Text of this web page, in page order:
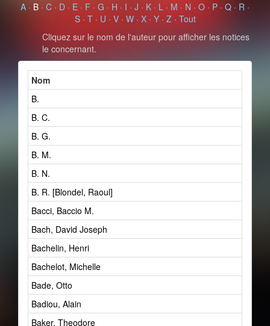
A · B · C · D · E · F · G · H · I · J · K · L · M · N · O · P · Q · R ·
S· T· U · V· W· X· Y· Z· Tout
Cliquez sur le nom de l'auteur pour afficher les notices
le concernant.
Nom
B.
B. C.
B. G.
B. M.
B. N.
B. R. [Blondel, Raoul]
Bacci, Baccio M.
Bach, David Joseph
Bachelin, Henri
Bachelot, Michelle
Bade, Otto
Badiou, Alain
Baker, Theodore